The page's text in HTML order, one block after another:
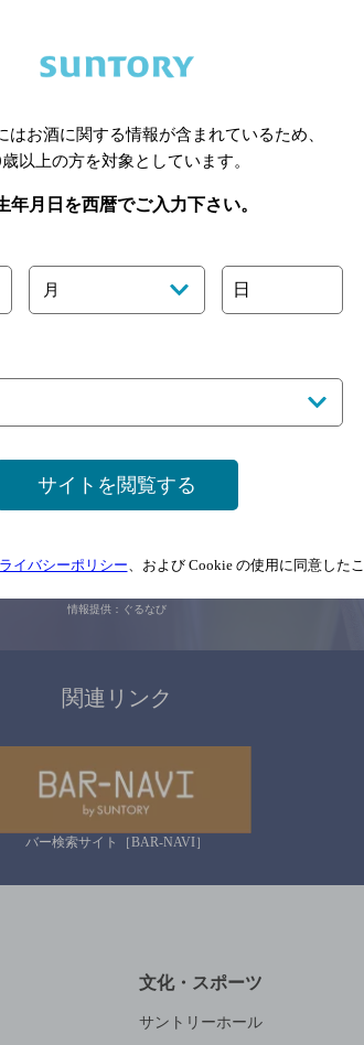
長崎県 熊本県 大分県
関連ページ
ご意見・ご感想
なしに変更されることがありますので、 念のためお店にご確
情報提供：ぐるなび
関連リンク
バー検索サイト［BAR-NAVI］
文化・スポーツ
サントリーホール
はお酒に関する情報が含まれているため、
歳以上の方を対象としています。
年月日を西暦でご入力下さい。
月 日
サイトを閲覧する
イバシーポリシー 、および Cookie の使用に同意した